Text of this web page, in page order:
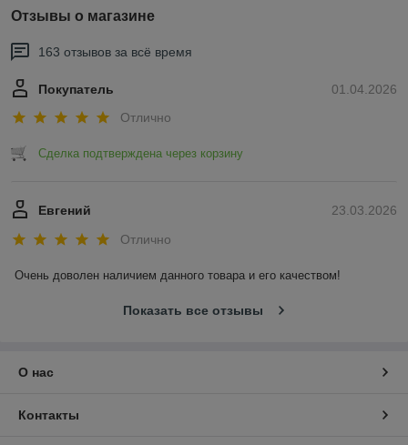
Отзывы о магазине
163 отзывов за всё время
01.04.2026
Покупатель
Отлично
Сделка подтверждена через корзину
23.03.2026
Евгений
Отлично
Очень доволен наличием данного товара и его качеством!
Показать все отзывы
О нас
Контакты